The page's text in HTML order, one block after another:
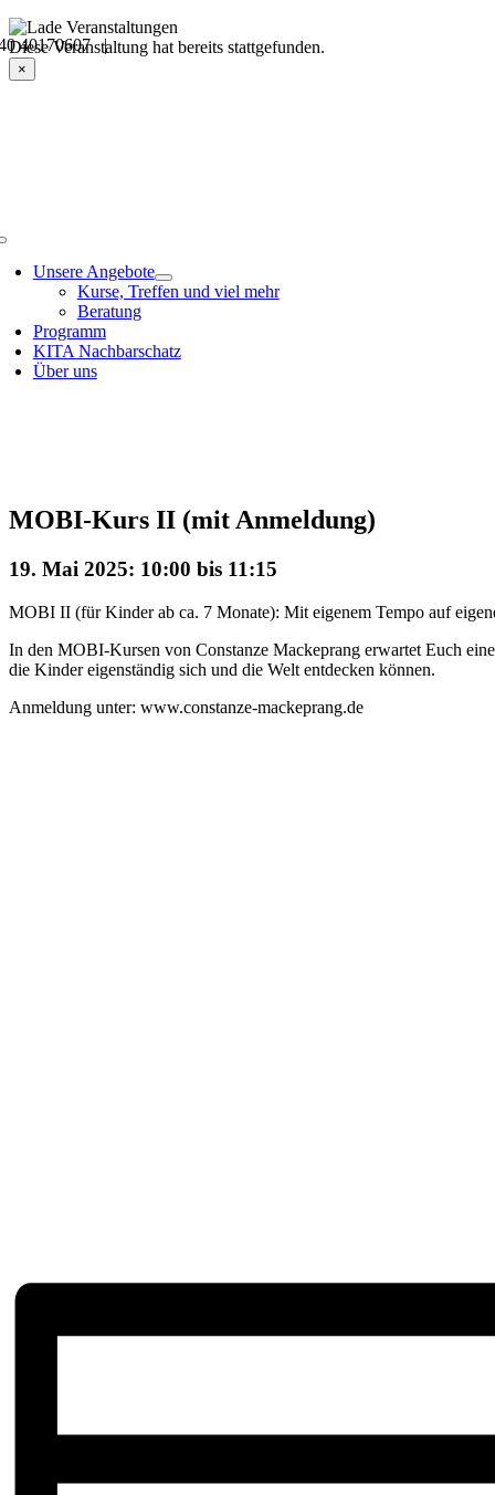
Skip
to
content
40170607 |
Unsere Angebote
Kurse, Treffen und viel mehr
Beratung
Programm
KITA Nachbarschatz
Über uns
Veranstaltungsdetails
Diese Veranstaltung hat bereits stattgefunden.
×
MOBI-Kurs II (mit Anmeldung)
19. Mai 2025: 10:00 bis 11:15
MOBI II (für Kinder ab ca. 7 Monate): Mit eigenem Tempo auf
In den MOBI-Kursen von Constanze Mackeprang erwartet Euch
die Kinder eigenständig sich und die Welt entdecken können.
Anmeldung unter: www.constanze-mackeprang.de